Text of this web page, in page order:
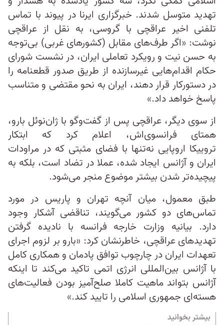
تهدید متوسل شدند. خبرگزاری ایرنا در پیوند با تماس
تلفنی اخیر عراقچی با گروسی، به نقل از عراقچی
نوشت: «اگر طرف‌های مقابل (کشورهای غربی) بی‌توجه
به حسن‌ نیت و رویکرد تعاملی ایران، در نشست شورای
حکام اقدام‌هایی غیرسازنده از طریق صدور قطعنامه را
در دستور‌کار قرار دهند، ایران به نحو مقتضی و متناسب
پاسخ خواهد داد.»
از سوی دیگر، عراقچی پس از گفت‌وگو با ژان‌نوئل بارو،
همتای فرانسوی‌اش، اعلام کرد که ابتکار
تروییکا اروپایی نه‌تنها با فضای مثبتی که در مراودات
ایران و آژانس ایجاد شده، عملا در تضاد است، بلکه به
پیچیده‌تر شدن بیشتر موضوع منجر می‌شود.
طبق معمول، میان آنچه تهران و پاریس در مورد
تماس‌های دو کشور می‌گویند، تناقضی آشکار وجود
دارد. بیانیه وزارت خارجه فرانسه با نادیده گرفتن
تهدیدهای عراقچی، خاطرنشان کرد: «بارو بر لزوم اجرای
تعهدات ایران در چارچوب توافق پادمان و همکاری کامل
با آژانس بین‌المللی انرژی اتمی تاکید می‌کند تا اینکه
آژانس بتواند ماهیت کاملا صلح‌آمیز بودن فعالیت‌های
هسته‌ای جمهوری اسلامی را تایید کند.»
بیشتر بخوانید